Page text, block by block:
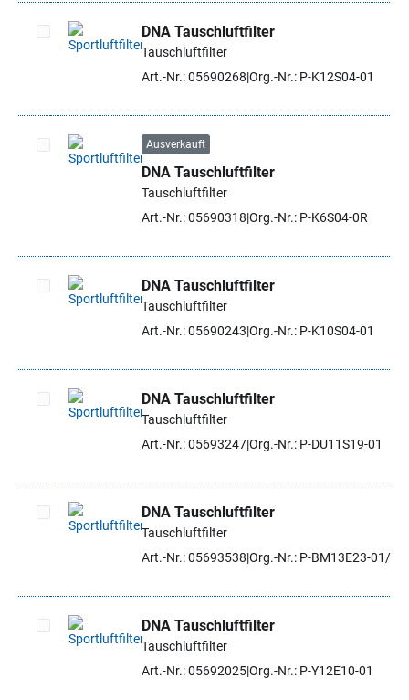
Artikel auswählen
DNA Tauschluftfilter
Tauschluftfilter
Art.-Nr.: 05690268 Org.-Nr.: P-K12S04-01
Artikel auswählen
Ausverkauft
DNA Tauschluftfilter
Tauschluftfilter
Art.-Nr.: 05690318 Org.-Nr.: P-K6S04-0R
Artikel auswählen
DNA Tauschluftfilter
Tauschluftfilter
Art.-Nr.: 05690243 Org.-Nr.: P-K10S04-01
Artikel auswählen
DNA Tauschluftfilter
Tauschluftfilter
Art.-Nr.: 05693247Org.-Nr.: P-DU11S19-01
Artikel auswählen
DNA Tauschluftfilter
Tauschluftfilter
Art.-Nr.: 05693538 Org.-Nr.: P-BM13E23-01/
Artikel auswählen
DNA Tauschluftfilter
Tauschluftfilter
Art.-Nr.: 05692025Org.-Nr.: P-Y12E10-01